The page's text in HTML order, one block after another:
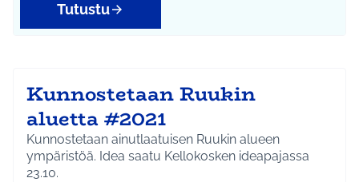
Tutustu
Kunnostetaan Ruukin
aluetta #2021
Kunnostetaan ainutlaatuisen Ruukin alueen
ympäristöä. Idea saatu Kellokosken ideapajassa
23.10.